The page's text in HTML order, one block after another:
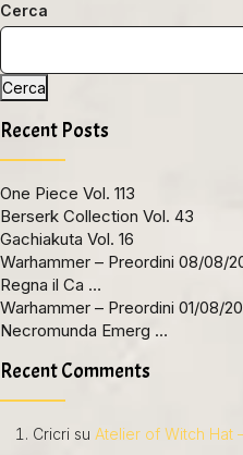
Cerca
Cerca
Recent Posts
One Piece Vol. 113
Berserk Collection Vol. 43
Gachiakuta Vol. 16
Warhammer – Preordini 08/08/
Regna il Ca …
Warhammer – Preordini 01/08/
Necromunda Emerg …
Recent Comments
Cricri su Atelier of Witch Hat